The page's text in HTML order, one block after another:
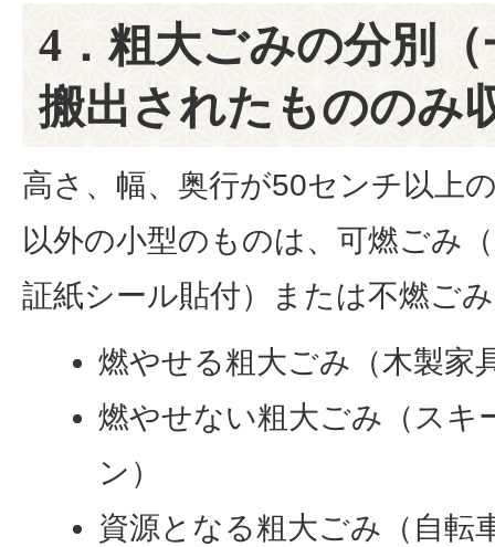
4．粗大ごみの分別
搬出されたもののみ
高さ、幅、奥行が50センチ以上
以外の小型のものは、可燃ごみ
証紙シール貼付）または不燃ご
燃やせる粗大ごみ（木製家
燃やせない粗大ごみ（スキ
ン）
資源となる粗大ごみ（自転